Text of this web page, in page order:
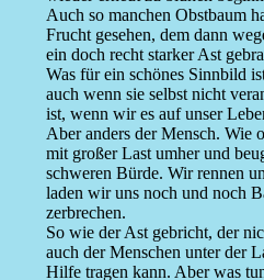
Auch so manchen Obstbaum
Frucht gesehen, dem dann
ein doch recht starker Ast
Was für ein schönes Sinnbild
auch wenn sie selbst nicht
ist, wenn wir es auf unser
Aber anders der Mensch. Wie
mit großer Last umher und
schweren Bürde. Wir rennen
laden wir uns noch und noch
zerbrechen.
So wie der Ast gebricht, der
auch der Menschen unter der
Hilfe tragen kann. Aber was